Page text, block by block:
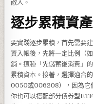
敵人。
逐步累積資
要實踐逐步累積，首先需要
資入帳後，先將一定比例（
銷。這種「先儲蓄後消費」
累積資本。接著，選擇適合
0050或006208），因為它
你也可以搭配部分債券型